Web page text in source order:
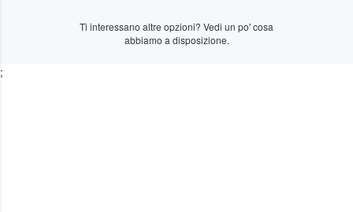
Ti interessano altre opzioni? Vedi un po' cosa
abbiamo a disposizione.
;